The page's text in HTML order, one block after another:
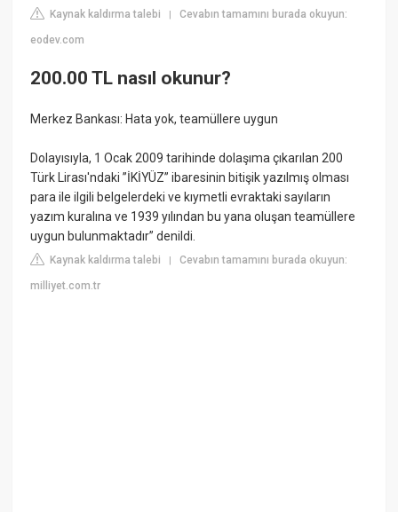
Kaynak kaldırma talebi |Cevabın tamamını burada okuyun:
eodev.com
200.00 TL nasıl okunur?
Merkez Bankası: Hata yok, teamüllere uygun
Dolayısıyla, 1 Ocak 2009 tarihinde dolaşıma çıkarılan 200
Türk Lirası'ndaki ”İKİYÜZ” ibaresinin bitişik yazılmış olması
para ile ilgili belgelerdeki ve kıymetli evraktaki sayıların
yazım kuralına ve 1939 yılından bu yana oluşan teamüllere
uygun bulunmaktadır” denildi.
Kaynak kaldırma talebi |Cevabın tamamını burada okuyun:
milliyet.com.tr